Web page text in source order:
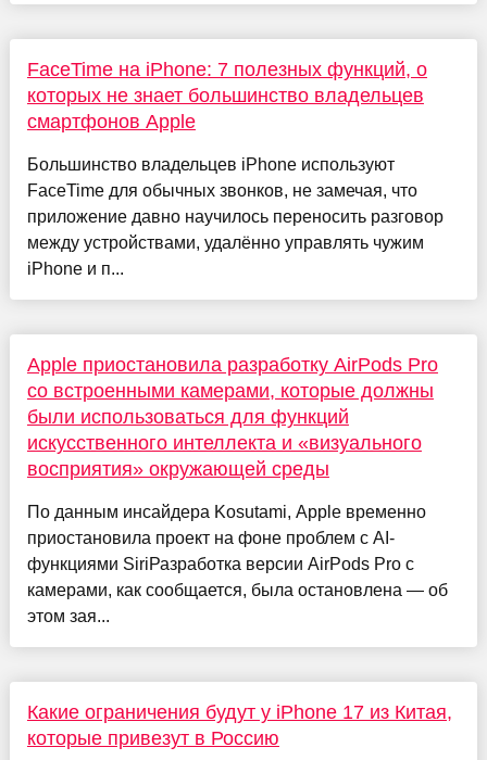
FaceTime на iPhone: 7 полезных функций, о
которых не знает большинство владельцев
смартфонов Apple
Большинство владельцев iPhone используют
FaceTime для обычных звонков, не замечая, что
приложение давно научилось переносить разговор
между устройствами, удалённо управлять чужим
iPhone и п...
Apple приостановила разработку AirPods Pro
со встроенными камерами, которые должны
были использоваться для функций
искусственного интеллекта и «визуального
восприятия» окружающей среды
По данным инсайдера Kosutami, Apple временно
приостановила проект на фоне проблем с AI-
функциями SiriРазработка версии AirPods Pro с
камерами, как сообщается, была остановлена — об
этом зая...
Какие ограничения будут у iPhone 17 из Китая,
которые привезут в Россию